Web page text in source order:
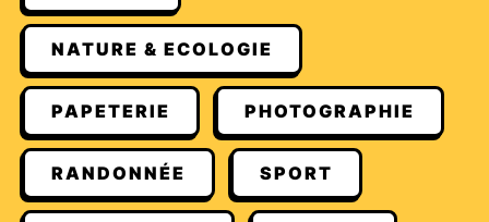
NATURE & ECOLOGIE
PAPETERIE PHOTOGRAPHIE
RANDONNÉE SPORT